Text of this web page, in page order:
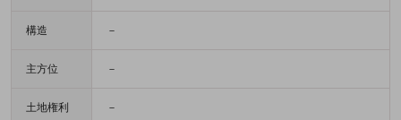
構造 －
主方位 －
土地権利 －